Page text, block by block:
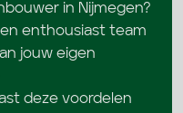
in Nijmegen?
enthousiast team
jouw eigen
deze voordelen